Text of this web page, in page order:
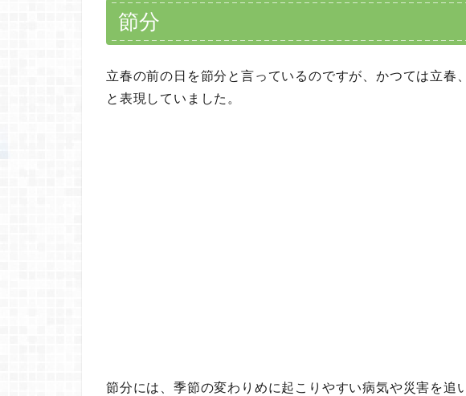
節分
立春の前の日を節分と言っているのですが、かつては立春
と表現していました。
節分には、季節の変わりめに起こりやすい病気や災害を追